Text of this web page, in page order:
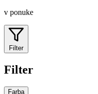
v ponuke
Filter
Filter
Farba